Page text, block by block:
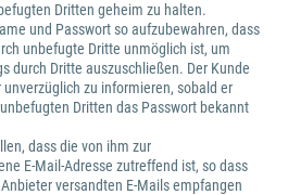
Dritten geheim zu halten.
und Passwort so aufzubewahren, dass
unbefugte Dritte unmöglich ist, um
durch Dritte auszuschließen. Der Kunde
zu informieren, sobald er
Dritten das Passwort bekannt
dass die von ihm zur
E-Mail-Adresse zutreffend ist, so dass
versandten E-Mails empfangen